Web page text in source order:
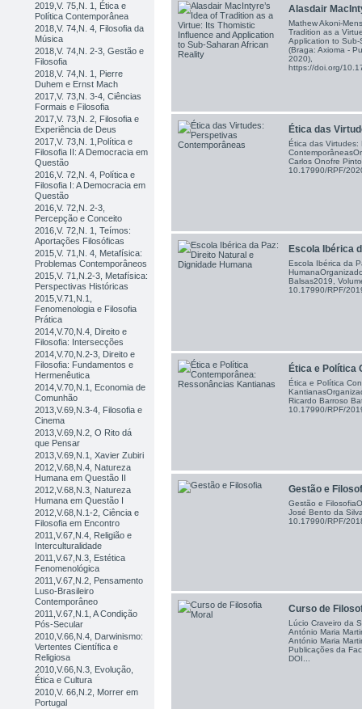
2019,V. 75,N. 1, Ética e
Política Contemporânea
2018,V. 74,N. 4, Filosofia da
Música
2018,V. 74,N. 2-3, Gestão e
Filosofia
2018,V. 74,N. 1, Pierre
Duhem e Ernst Mach
2017,V. 73,N. 3-4, Ciências
Formais e Filosofia
2017,V. 73,N. 2, Filosofia e
Experiência de Deus
2017,V. 73,N. 1,Política e
Filosofia II: A Democracia em
Questão
2016,V. 72,N. 4, Política e
Filosofia I: A Democracia em
Questão
2016,V. 72,N. 2-3,
Percepção e Conceito
2016,V. 72,N. 1, Teímos:
Aportações Filosóficas
2015,V. 71,N. 4, Metafísica:
Problemas Contemporâneos
2015,V. 71,N.2-3, Metafísica:
Perspectivas Históricas
2015,V.71,N.1,
Fenomenologia e Filosofia
Prática
2014,V.70,N.4, Direito e
Filosofia: Intersecções
2014,V.70,N.2-3, Direito e
Filosofia: Fundamentos e
Hermenêutica
2014,V.70,N.1, Economia de
Comunhão
2013,V.69,N.3-4, Filosofia e
Cinema
2013,V.69,N.2, O Rito dá
que Pensar
2013,V.69,N.1, Xavier Zubiri
2012,V.68,N.4, Natureza
Humana em Questão II
2012,V.68,N.3, Natureza
Humana em Questão I
2012,V.68,N.1-2, Ciência e
Filosofia em Encontro
2011,V.67,N.4, Religião e
Interculturalidade
2011,V.67,N.3, Estética
Fenomenológica
2011,V.67,N.2, Pensamento
Luso-Brasileiro
Contemporâneo
2011,V.67,N.1, A Condição
Pós-Secular
2010,V.66,N.4, Darwinismo:
Vertentes Científica e
Religiosa
2010,V.66,N.3, Evolução,
Ética e Cultura
2010,V. 66,N.2, Morrer em
Portugal
Alasdair
Mathew Akoni-
Tradition as a
Application to Sub-
(Braga: Axioma -
2020),
https://doi.org/
Ética das
Ética das Virtudes:
Carlos Onofre
10.17990/RPF/
Escola Ibérica
Escola Ibérica da
Balsas2019,
10.17990/RPF/
Ética e Política
Ética e Política
Ricardo Barroso
10.17990/RPF/
Gestão e
Gestão e
José Bento da
10.17990/RPF/
Curso de
Lúcio Craveiro da
António Maria
António Maria
Publicações da
DOI...